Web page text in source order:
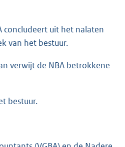
uit het nalaten
van het bestuur.
verwijt de NBA betrokkene
bestuur.